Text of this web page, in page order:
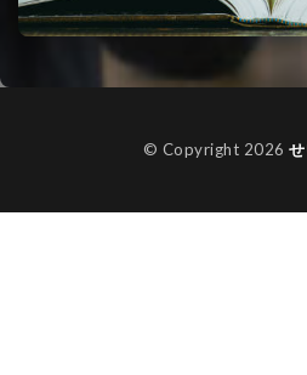
© Copyright 2026